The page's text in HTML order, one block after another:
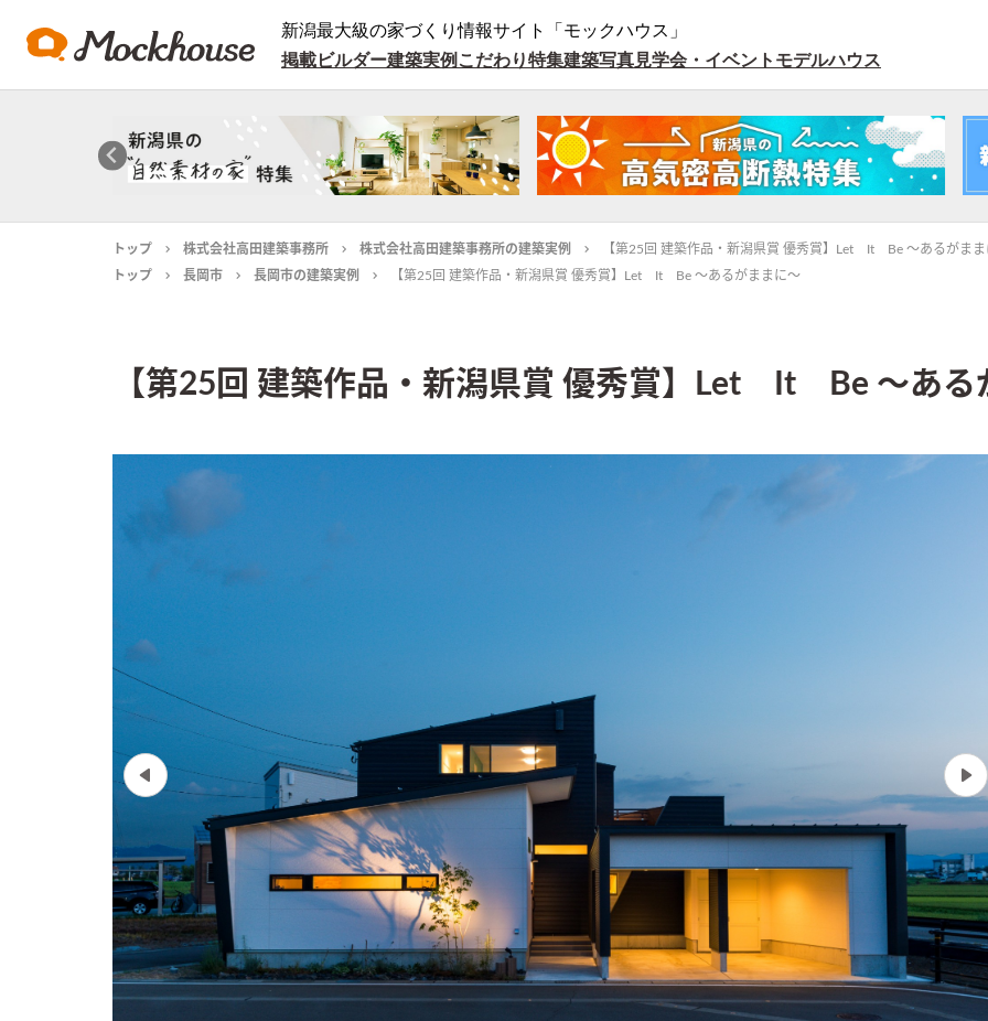
新潟最大級の家づくり情報サイト「モックハウス」
掲載ビルダー建築実例 こだわり特集建築写真見学会・イベント モデルハウス
トップ 株式会社高田建築事務所 株式会社高田建築事務所の建築実例
【第25回 建築作品・新潟県賞 優秀賞】Let It Be ～あるがまま
トップ
長岡市 長岡市の建築実例 【第25回 建築作品・新潟県賞 優秀賞】Let It Be ～あるがままに～
【第25回 建築作品・新潟県賞 優秀賞】Let It Be ～ある